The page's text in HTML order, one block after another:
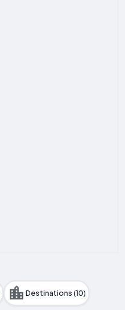
Destinations (10)